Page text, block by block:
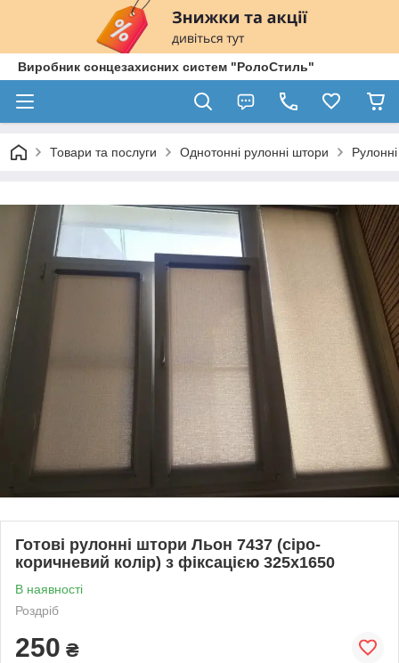
Виробник сонцезахисних систем "РолоСтиль"
Товари та послуги Однотонні рулонні штори
Готові рулонні штори Льон 7437 (сіро-
коричневий колір) з фіксацією 325x1650
В наявності
Роздріб
250 ₴